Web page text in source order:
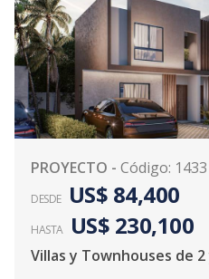
PROYECTO - Código: 1433
DESDE US$ 84,400
HASTA US$ 230,100